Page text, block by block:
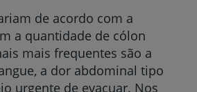
de acordo com a
a quantidade de cólon
mais frequentes são a
a dor abdominal tipo
urgente de evacuar. Nos